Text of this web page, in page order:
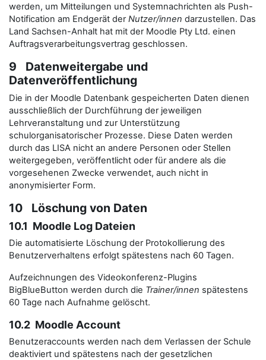
werden, um Mitteilungen und Systemnachrichten als Push-
Notification am Endgerät derNutzer/innen darzustellen. Das
Land Sachsen-Anhalt hat mit der Moodle Pty Ltd. einen
Auftragsverarbeitungsvertrag geschlossen.
9 Datenweitergabe und
Datenveröffentlichung
Die in der Moodle Datenbank gespeicherten Daten dienen
ausschließlich der Durchführung der jeweiligen
Lehrveranstaltung und zur Unterstützung
schulorganisatorischer Prozesse. Diese Daten werden
durch das LISA nicht an andere Personen oder Stellen
weitergegeben, veröffentlicht oder für andere als die
vorgesehenen Zwecke verwendet, auch nicht in
anonymisierter Form.
10 Löschung von Daten
10.1 Moodle Log Dateien
Die automatisierte Löschung der Protokollierung des
Benutzerverhaltens erfolgt spätestens nach 60 Tagen.
Aufzeichnungen des Videokonferenz-Plugins
BigBlueButton werden durch die Trainer/innen spätestens
60 Tage nach Aufnahme gelöscht.
10.2 Moodle Account
Benutzeraccounts werden nach dem Verlassen der Schule
deaktiviert und spätestens nach der gesetzlichen